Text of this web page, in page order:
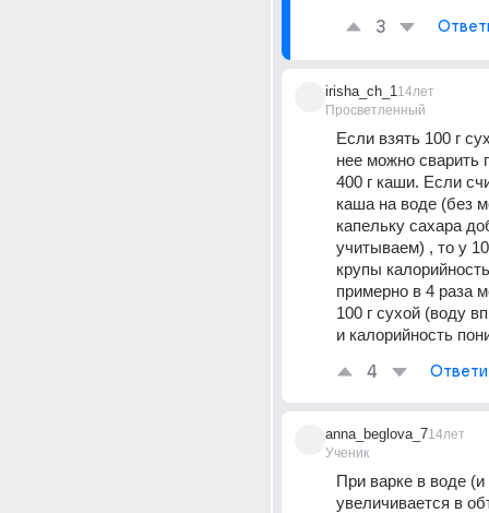
3
irisha_ch_1
Просветленный
14лет
Если взять 100 г
нее можно сварить
400 г каши. Если
каша на воде (без
капельку сахара
учитываем) , то у
крупы
примерно в 4 раза
100 г сухой (воду
и калорийность
4
anna_beglova_7
Ученик
14лет
При варке в воде (и
увеличивается в